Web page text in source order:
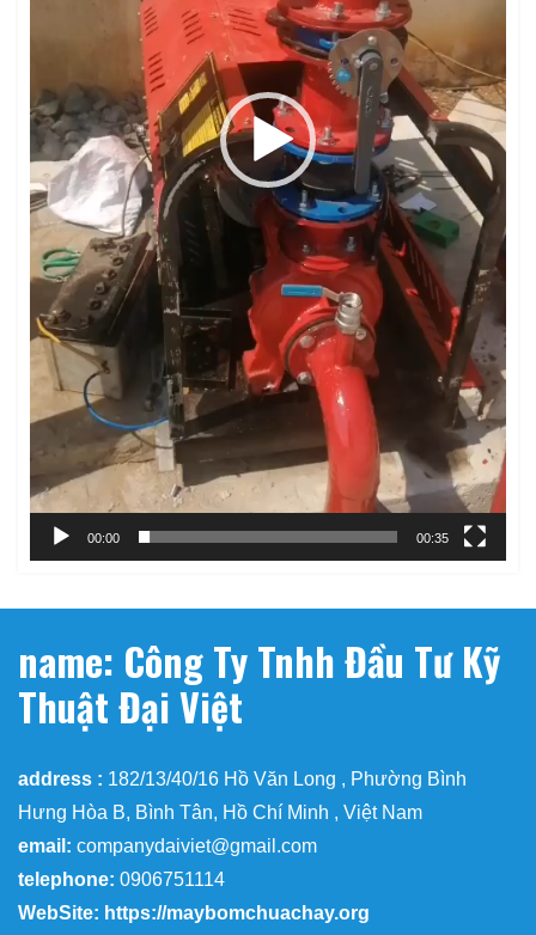
00:00 00:35
name: Công Ty Tnhh Đầu Tư Kỹ
Thuật Đại Việt
address : 182/13/40/16 Hồ Văn Long , Phường Bình
Hưng Hòa B, Bình Tân, Hồ Chí Minh , Việt Nam
email: companydaiviet@gmail.com
telephone: 0906751114
WebSite: https://maybomchuachay.org